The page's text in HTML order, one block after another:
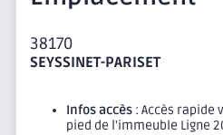
38170
SEYSSINET-PARISET
Infos accès : Accès rapide
pied de l'immeuble Ligne